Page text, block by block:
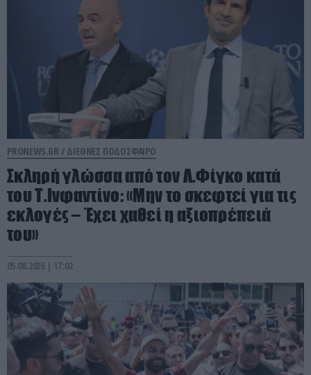
PRONEWS.GR / ΔΙΕΘΝΕΣ ΠΟΔΟΣΦΑΙΡΟ
Σκληρή γλώσσα από τον Λ.Φίγκο κατά
του Τ.Ινφαντίνο: «Μην το σκεφτεί για τις
εκλογές – Έχει χαθεί η αξιοπρέπειά
του»
05.08.2026 | 17:02